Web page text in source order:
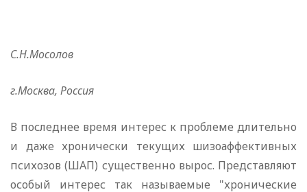
С.Н.Мосолов
г.Москва, Россия
В последнее время интерес к проблеме длительно
и даже хронически текущих шизоаффективных
психозов (ШАП) существенно вырос. Представляют
особый интерес так называемые "хронические